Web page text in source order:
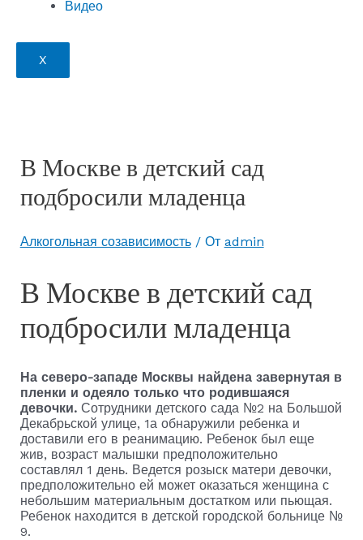
Видео
X
В Москве в детский сад
подбросили младенца
Алкогольная созависимость/ От admin
В Москве в детский сад
подбросили младенца
На северо-западе Москвы найдена завернутая в
пленки и одеяло только что родившаяся
девочки. Сотрудники детского сада №2 на Большой
Декабрьской улице, 1а обнаружили ребенка и
доставили его в реанимацию. Ребенок был еще
жив, возраст малышки предположительно
составлял 1 день. Ведется розыск матери девочки,
предположительно ей может оказаться женщина с
небольшим материальным достатком или пьющая.
Ребенок находится в детской городской больнице №
9.